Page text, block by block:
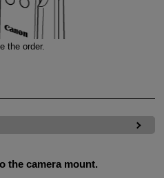
the order.
the camera mount.